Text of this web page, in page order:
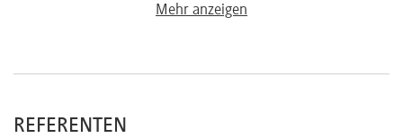
Probezeit
Mehr anzeigen
REFERENTEN